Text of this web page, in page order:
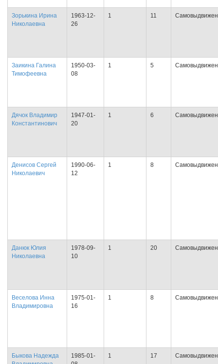
Зорькина Ирина
Николаевна
1963-12-
26
1 11
Заикина Галина
Тимофеевна
1950-03-
08
1 5
Дячок Владимир
Константинович
1947-01-
20
1 6
Денисов Сергей
Николаевич
1990-06-
12
1 8
Данюк Юлия
Николаевна
1978-09-
10
1 20
Веселова Инна
Владимировна
1975-01-
16
1 8
Быкова Надежда
1985-01-
1 17